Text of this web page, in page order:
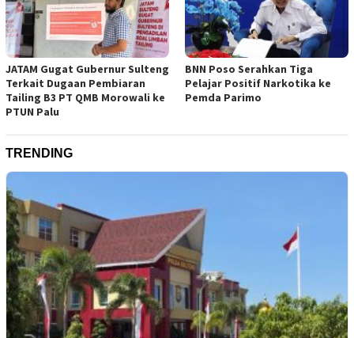
JATAM Gugat Gubernur Sulteng
Terkait Dugaan Pembiaran
Tailing B3 PT QMB Morowali ke
PTUN Palu
BNN Poso Serahkan Tiga
Pelajar Positif Narkotika ke
Pemda Parimo
TRENDING